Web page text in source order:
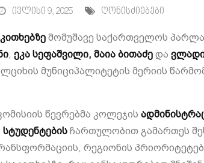
ივლისი 9, 2025 ღონისძიებები
მომუშავე საქართველოს
, ეკა სეფაშვილი, მაია ბითაძე და
მუნიციპალიტეტის მერიის
წევრებმა კოლეჯის
სტუდენტების ჩართულობით გამართეს
რეგიონის